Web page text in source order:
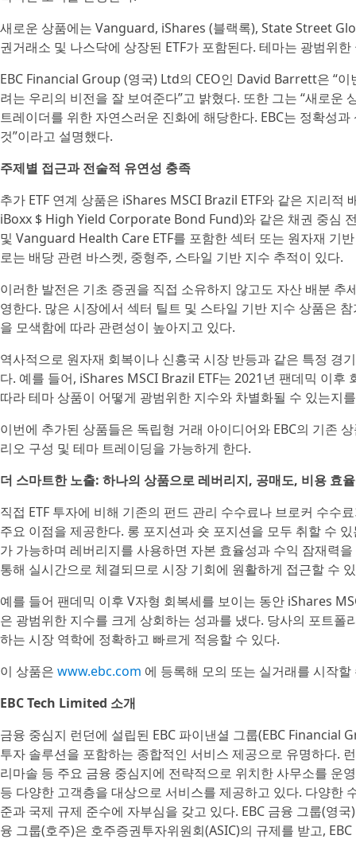
새로운 상품에는 Vanguard, iShares (블랙록), State Street
권거래소 및 나스닥에 상장된 ETF가 포함된다. 테마는 광범위
EBC Financial Group (영국) Ltd의 CEO인 David Barrett은 “
려는 우리의 비전을 잘 보여준다”고 밝혔다. 또한 그는 “새로운
트레이더를 위한 자연스러운 진화에 해당한다. EBC는 정확성
것”이라고 설명했다.
주제별 접근과 전술적 유연성 충족
추가 ETF 연계 상품은 iShares MSCI Brazil ETF와 같은 지리
iBoxx $ High Yield Corporate Bond Fund)와 같은 채권 중심
및 Vanguard Health Care ETF를 포함한 섹터 또는 원자재 기
로는 배당 관련 바스켓, 중형주, 스타일 기반 지수 추적이 있다.
이러한 발전은 기초 증권을 직접 소유하지 않고도 자산 배분
영한다. 많은 시장에서 섹터 틸트 및 스타일 기반 지수 상품은
을 모색함에 따라 관련성이 높아지고 있다.
역사적으로 원자재 회복이나 신흥국 시장 반등과 같은 특정 경
다. 예를 들어, iShares MSCI Brazil ETF는 2021년 팬데믹 이
따라 테마 상품이 어떻게 광범위한 지수와 차별화될 수 있는지
이번에 추가된 상품들은 독립형 거래 아이디어와 EBC의 기존
리오 구성 및 테마 트레이딩을 가능하게 한다.
더 스마트한 노출: 하나의 상품으로 레버리지, 공매도, 비용 효
직접 ETF 투자에 비해 기존의 펀드 관리 수수료나 브로커 수수
주요 이점을 제공한다. 롱 포지션과 숏 포지션을 모두 취할 수
가 가능하며 레버리지를 사용하면 자본 효율성과 수익 잠재력
통해 실시간으로 체결되므로 시장 기회에 원활하게 접근할 수
예를 들어 팬데믹 이후 V자형 회복세를 보이는 동안 iShares
은 광범위한 지수를 크게 상회하는 성과를 냈다. 당사의 포트
하는 시장 역학에 정확하고 빠르게 적응할 수 있다.
이 상품은 www.ebc.com 에 등록해 모의 또는 실거래를 시작할
EBC Tech Limited 소개
금융 중심지 런던에 설립된 EBC 파이낸셜 그룹(EBC Financial
투자 솔루션을 포함하는 종합적인 서비스 제공으로 유명하다.
리마솔 등 주요 금융 중심지에 전략적으로 위치한 사무소를 운
등 다양한 고객층을 대상으로 서비스를 제공하고 있다. 다양한
준과 국제 규제 준수에 자부심을 갖고 있다. EBC 금융 그룹(영
융 그룹(호주)은 호주증권투자위원회(ASIC)의 규제를 받고,